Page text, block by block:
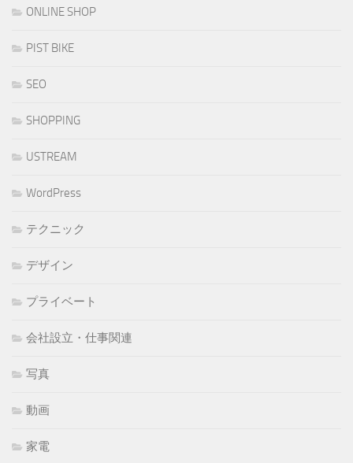
ONLINE SHOP
PIST BIKE
SEO
SHOPPING
USTREAM
WordPress
テクニック
デザイン
プライベート
会社設立・仕事関連
写真
動画
家電